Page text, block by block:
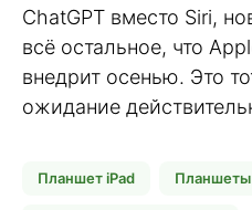
ChatGPT вместо Siri,
всё остальное, что
внедрит осенью. Это
ожидание
Планшет iPad Планшеты